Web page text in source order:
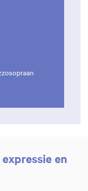
en